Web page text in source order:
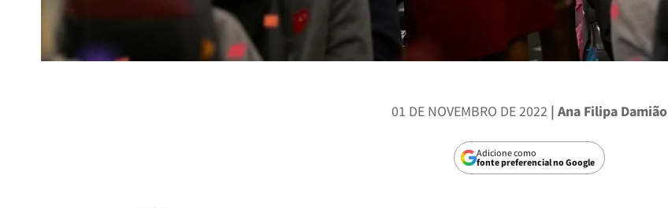
01 DE NOVEMBRO DE 2022 | Ana Filipa Damião
Adicione como
fonte preferencial no Google